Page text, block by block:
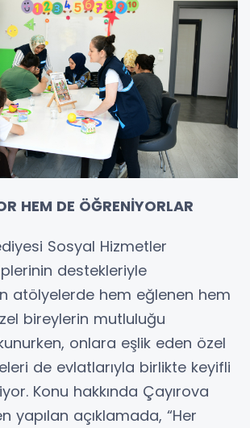
HEM DE ÖĞRENİYORLAR
Sosyal Hizmetler
destekleriyle
atölyelerde hem eğlenen hem
bireylerin mutluluğu
onlara eşlik eden özel
de evlatlarıyla birlikte keyifli
Konu hakkında Çayırova
yapılan açıklamada, “Her